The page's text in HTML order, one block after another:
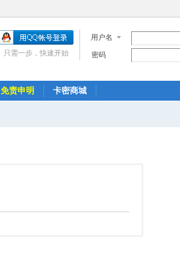
用户名
密码
只需一步，快速开始
免责申明 卡密商城